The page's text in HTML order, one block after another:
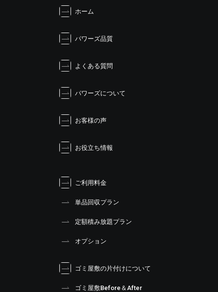
ホーム
パワーズ品質
よくある質問
パワーズについて
お客様の声
お役立ち情報
ご利用料金
単品回収プラン
定額積み放題プラン
オプション
ゴミ屋敷の片付けについて
ゴミ屋敷Before＆After